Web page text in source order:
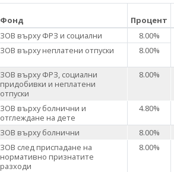
Фонд Процент
ЗОВ върху ФРЗ и социални 8.00%
ЗОВ върху неплатени отпуски
8.00%
ЗОВ върху ФРЗ, социални
придобивки и неплатени
отпуски
8.00%
ЗОВ върху болнични и
отглеждане на дете
4.80%
ЗОВ върху болнични 8.00%
ЗОВ след приспадане на
нормативно признатите
разходи
8.00%